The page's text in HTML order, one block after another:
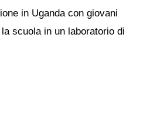
in Uganda con giovani
scuola in un laboratorio di